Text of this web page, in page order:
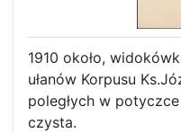
1910 około,
ułanów Korpusu
poległych w
czysta.